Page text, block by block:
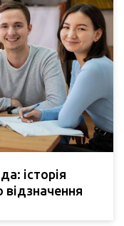
історія
відзначення